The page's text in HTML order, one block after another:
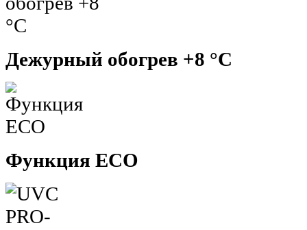
Дежурный обогрев +8 °С
Функция ECO